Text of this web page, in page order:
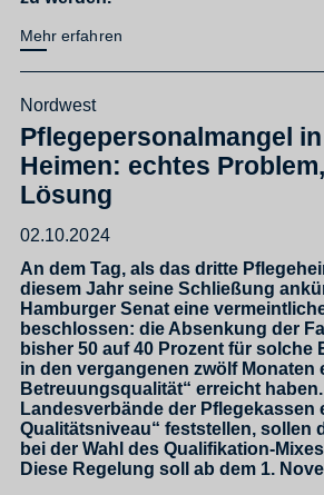
Mehr erfahren
Nordwest
Pflegepersonalmangel
Heimen: echtes
Lösung
02.10.2024
An dem Tag, als das dritte
diesem Jahr seine Schließung
Hamburger Senat eine
beschlossen: die Absenkung der
bisher 50 auf 40 Prozent für solche
in den vergangenen zwölf Monaten
Betreuungsqualität“ erreicht
Landesverbände der Pflegekassen
Qualitätsniveau“ feststellen, sollen
bei der Wahl des Qualifikation-
Diese Regelung soll ab dem 1.